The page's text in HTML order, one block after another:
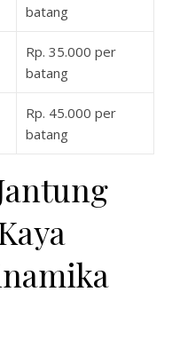
batang
Rp. 35.000 per
batang
Rp. 45.000 per
batang